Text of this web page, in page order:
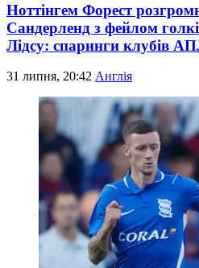
Ноттінгем Форест
Сандерленд з фейлом
Лідсу: спаринги клубів
31 липня, 20:42 Англія